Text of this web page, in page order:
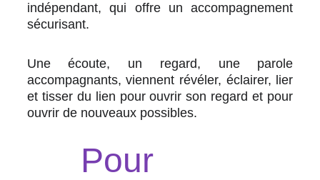
indépendant, qui offre un accompagnement
sécurisant.
Une écoute, un regard, une parole
accompagnants, viennent révéler, éclairer, lier
et tisser du lien pour ouvrir son regard et pour
ouvrir de nouveaux possibles.
Pour